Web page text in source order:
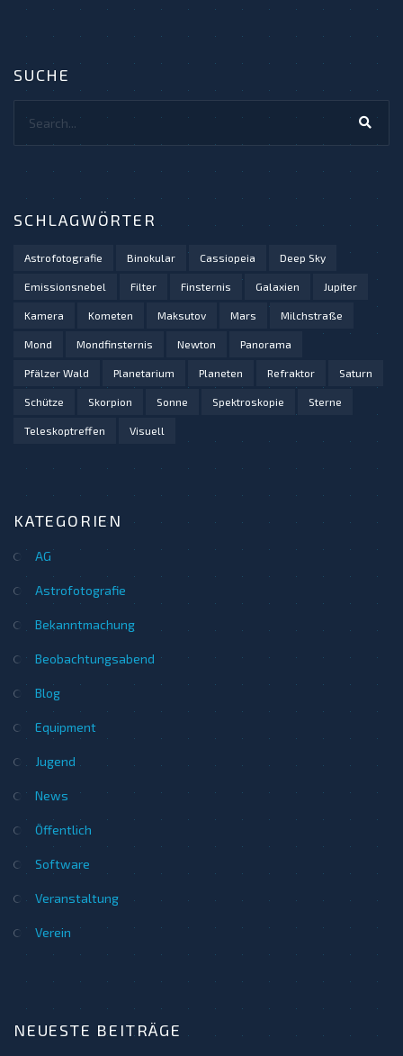
SUCHE
SCHLAGWÖRTER
Astrofotografie Binokular Cassiopeia Deep Sky
Emissionsnebel Filter Finsternis Galaxien Jupiter
Kamera Kometen Maksutov Mars Milchstraße
Mond Mondfinsternis Newton Panorama
Pfälzer Wald Planetarium Planeten Refraktor Saturn
Schütze Skorpion Sonne Spektroskopie Sterne
Teleskoptreffen Visuell
KATEGORIEN
AG
Astrofotografie
Bekanntmachung
Beobachtungsabend
Blog
Equipment
Jugend
News
Öffentlich
Software
Veranstaltung
Verein
NEUESTE BEITRÄGE